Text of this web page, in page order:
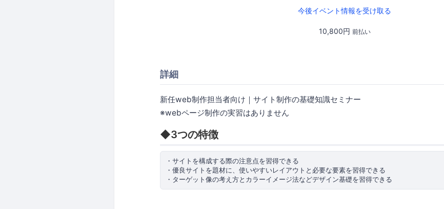
今後イベント情報を受け取る
10,800円 前払い
詳細
新任web制作担当者向け｜サイト制作の基礎知識セミナー
※webページ制作の実習はありません
◆3つの特徴
・サイトを構成する際の注意点を習得できる
・優良サイトを題材に、使いやすいレイアウトと必要な要素を習得できる